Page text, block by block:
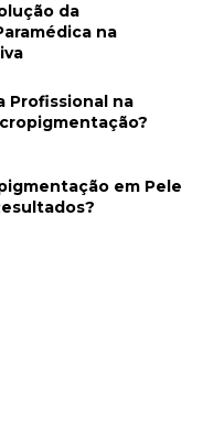
da
na
Profissional na
em Pele